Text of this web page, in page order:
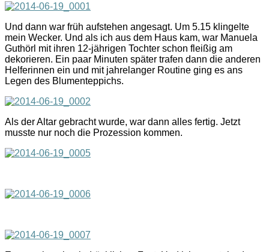
Und dann war früh aufstehen angesagt. Um 5.15 klingelte
mein Wecker. Und als ich aus dem Haus kam, war Manuela
Guthörl mit ihren 12-jährigen Tochter schon fleißig am
dekorieren. Ein paar Minuten später trafen dann die anderen
Helferinnen ein und mit jahrelanger Routine ging es ans
Legen des Blumenteppichs.
Als der Altar gebracht wurde, war dann alles fertig. Jetzt
musste nur noch die Prozession kommen.